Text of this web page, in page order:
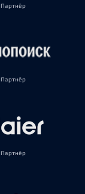
Партнёр
Партнёр
Партнёр